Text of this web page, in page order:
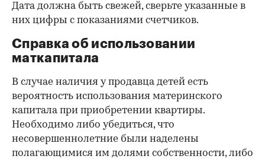
Дата должна быть свежей, сверьте указанные в
них цифры с показаниями счетчиков.
Справка об использовании
маткапитала
В случае наличия у продавца детей есть
вероятность использования материнского
капитала при приобретении квартиры.
Необходимо либо убедиться, что
несовершеннолетние были наделены
полагающимися им долями собственности, либо